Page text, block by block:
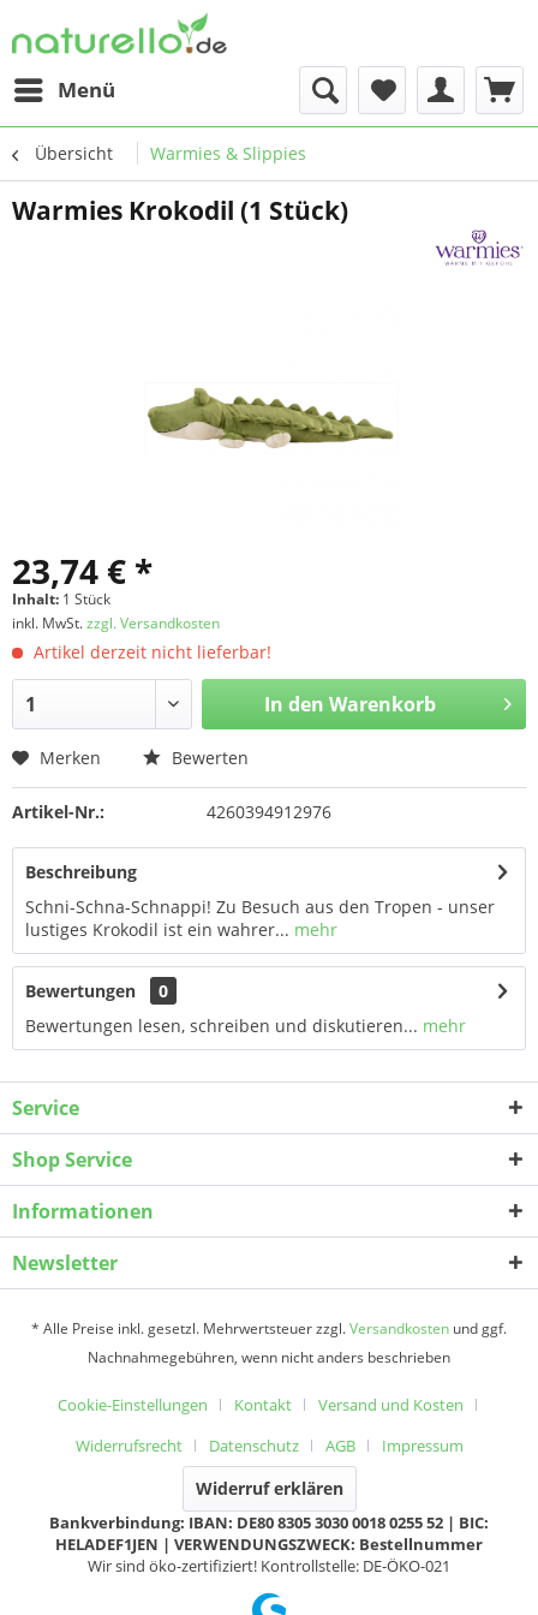
Menü
Übersicht Warmies & Slippies
Warmies Krokodil (1 Stück)
23,74 € *
Inhalt: 1 Stück
inkl. MwSt.zzgl. Versandkosten
Artikel derzeit nicht lieferbar!
In den Warenkorb
Merken Bewerten
Artikel-Nr.: 4260394912976
Beschreibung
Schni-Schna-Schnappi! Zu Besuch aus den Tropen - unser
lustiges Krokodil ist ein wahrer... mehr
Bewertungen
0
Bewertungen lesen, schreiben und diskutieren... mehr
Service
Shop Service
Informationen
Newsletter
* Alle Preise inkl. gesetzl. Mehrwertsteuer zzgl.Versandkosten und ggf.
Nachnahmegebühren, wenn nicht anders beschrieben
Cookie-Einstellungen Kontakt
Versand und Kosten
Widerrufsrecht
Datenschutz AGB Impressum
Widerruf erklären
Bankverbindung: IBAN: DE80 8305 3030 0018 0255 52 | BIC:
HELADEF1JEN | VERWENDUNGSZWECK: Bestellnummer
Wir sind öko-zertifiziert! Kontrollstelle: DE-ÖKO-021